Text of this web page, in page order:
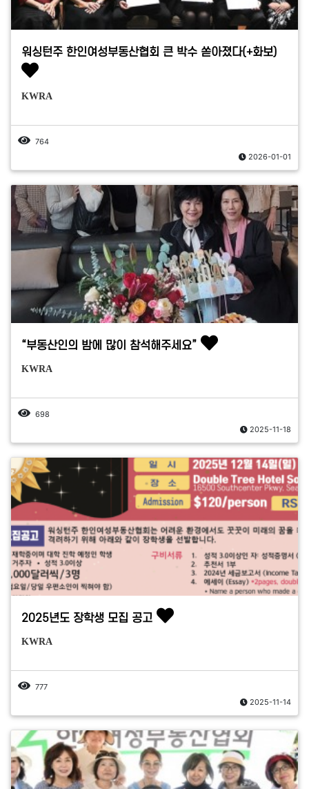
워싱턴주 한인여성부동산협회 큰 박수 쏟아졌다(+화보)
KWRA
764
2026-01-01
“부동산인의 밤에 많이 참석해주세요”
KWRA
698
2025-11-18
2025년도 장학생 모집 공고
KWRA
777
2025-11-14